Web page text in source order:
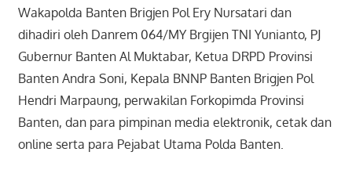
Wakapolda Banten Brigjen Pol Ery Nursatari dan
dihadiri oleh Danrem 064/MY Brgijen TNI Yunianto, PJ
Gubernur Banten Al Muktabar, Ketua DRPD Provinsi
Banten Andra Soni, Kepala BNNP Banten Brigjen Pol
Hendri Marpaung, perwakilan Forkopimda Provinsi
Banten, dan para pimpinan media elektronik, cetak dan
online serta para Pejabat Utama Polda Banten.